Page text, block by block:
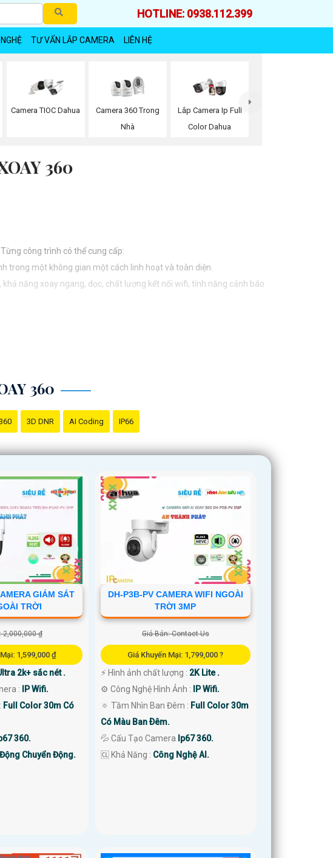
HOTLINE: 0938.112.399
TƯ VẤN LẮP CAMERA LIÊN HỆ
Camera TIOC Dahua
Camera 360 Trong
Nhà
Lắp Camera Ip Full
Color Dahua
360
công trình có thể cung cấp:
trong một không gian một cách linh hoạt và toàn diện.
năng xoay ngang, dọc, chất lượng kết nối wifi, tính năng cảnh báo
từ người dùng, tư vấn của chuyên gia, và chọn lựa sản phẩm phù
cầu của mình. Nếu bạn cần thêm thông tin hoặc hỏi về sản phẩm
360
3D DNR AI Coding IP66
GIÁM SÁT
TRỜI
2,000,000 ₫
1,599,000 ₫
2k+ sắc nét .
:
IP Wifi.
Full Color 30m Có
360.
Chuyển Động.
DH-P3B-PV CAMERA WIFI NGOÀI
TRỜI 3MP
Giá Bán: Contact Us
Giá Khuyến Mại: 1,799,000 ?
️⚡ Hình ảnh chất lượng : 2K Lite .
⚙ Công Nghệ Hình Ảnh :
IP Wifi.
🔅 Tầm Nhìn Ban Đêm : Full Color 30m
Có Màu Ban Ðêm.
💦 Cấu Tạo Camera Ip67 360.
️🆑 Khả Năng : Công Nghệ AI.